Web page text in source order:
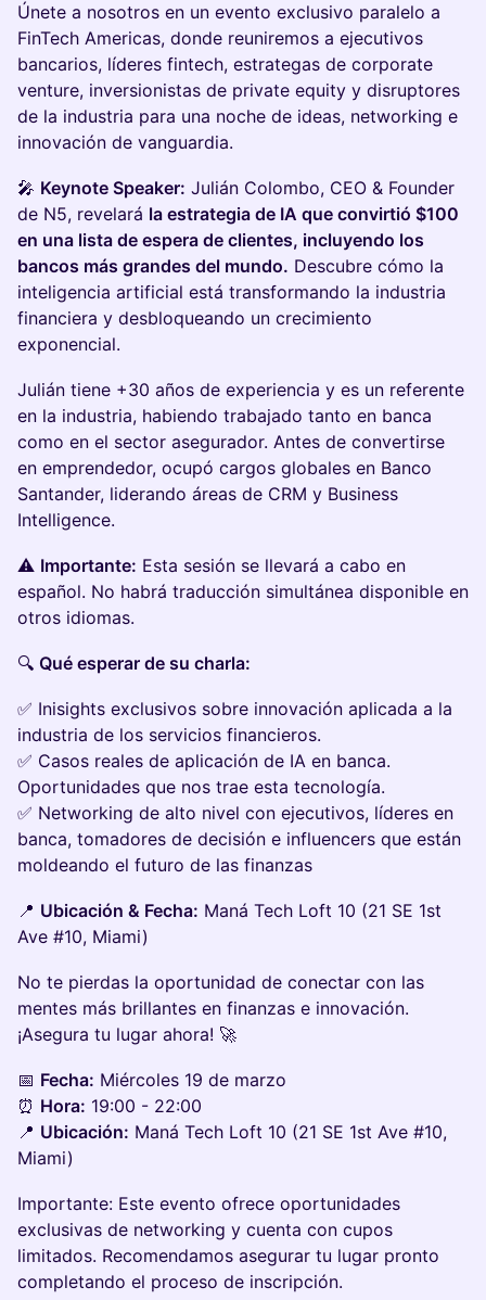
Únete a nosotros en un evento exclusivo paralelo a
FinTech Americas, donde reuniremos a ejecutivos
bancarios, líderes fintech, estrategas de corporate
venture, inversionistas de private equity y disruptores
de la industria para una noche de ideas, networking e
innovación de vanguardia.
🎤 Keynote Speaker: Julián Colombo, CEO & Founder
de N5, revelará la estrategia de IA que convirtió $100
en una lista de espera de clientes, incluyendo los
bancos más grandes del mundo. Descubre cómo la
inteligencia artificial está transformando la industria
financiera y desbloqueando un crecimiento
exponencial.
Julián tiene +30 años de experiencia y es un referente
en la industria, habiendo trabajado tanto en banca
como en el sector asegurador. Antes de convertirse
en emprendedor, ocupó cargos globales en Banco
Santander, liderando áreas de CRM y Business
Intelligence.
⚠️ Importante: Esta sesión se llevará a cabo en
español. No habrá traducción simultánea disponible en
otros idiomas.
🔍 Qué esperar de su charla:
✅ Inisights exclusivos sobre innovación aplicada a la
industria de los servicios financieros.
✅ Casos reales de aplicación de IA en banca.
Oportunidades que nos trae esta tecnología.
✅ Networking de alto nivel con ejecutivos, líderes en
banca, tomadores de decisión e influencers que están
moldeando el futuro de las finanzas
📍 Ubicación & Fecha: Maná Tech Loft 10 (21 SE 1st
Ave #10, Miami)
No te pierdas la oportunidad de conectar con las
mentes más brillantes en finanzas e innovación.
¡Asegura tu lugar ahora! 🚀
📅 Fecha: Miércoles 19 de marzo
⏰ Hora: 19:00 - 22:00
📍 Ubicación: Maná Tech Loft 10 (21 SE 1st Ave #10,
Miami)
Importante: Este evento ofrece oportunidades
exclusivas de networking y cuenta con cupos
limitados. Recomendamos asegurar tu lugar pronto
completando el proceso de inscripción.